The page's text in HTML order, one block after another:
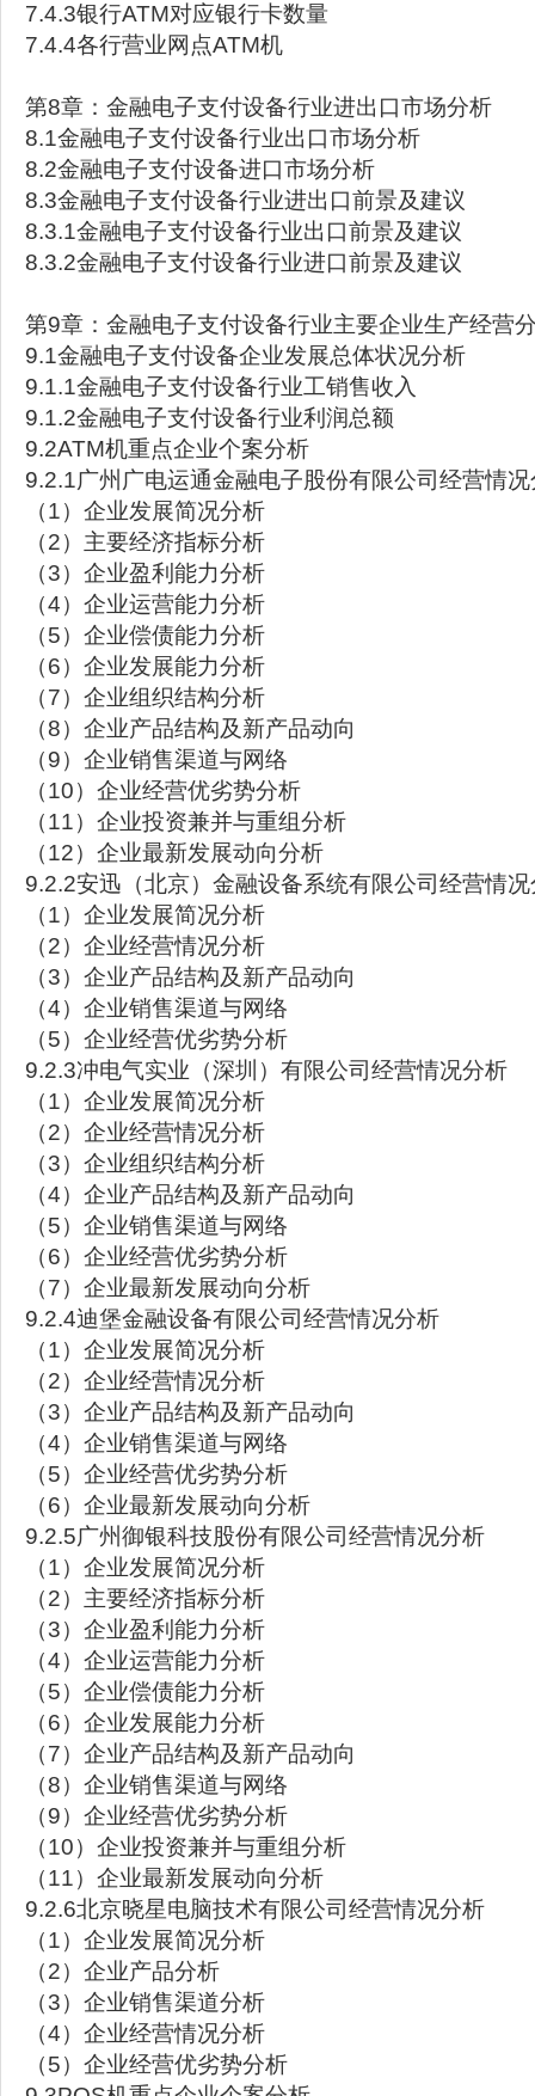
7.4.3银行ATM对应银行卡数量
7.4.4各行营业网点ATM机
第8章：金融电子支付设备行业进出口市场分析
8.1金融电子支付设备行业出口市场分析
8.2金融电子支付设备进口市场分析
8.3金融电子支付设备行业进出口前景及建议
8.3.1金融电子支付设备行业出口前景及建议
8.3.2金融电子支付设备行业进口前景及建议
第9章：金融电子支付设备行业主要企业生产经营
9.1金融电子支付设备企业发展总体状况分析
9.1.1金融电子支付设备行业工销售收入
9.1.2金融电子支付设备行业利润总额
9.2ATM机重点企业个案分析
9.2.1广州广电运通金融电子股份有限公司经营情
（1）企业发展简况分析
（2）主要经济指标分析
（3）企业盈利能力分析
（4）企业运营能力分析
（5）企业偿债能力分析
（6）企业发展能力分析
（7）企业组织结构分析
（8）企业产品结构及新产品动向
（9）企业销售渠道与网络
（10）企业经营优劣势分析
（11）企业投资兼并与重组分析
（12）企业最新发展动向分析
9.2.2安迅（北京）金融设备系统有限公司经营情
（1）企业发展简况分析
（2）企业经营情况分析
（3）企业产品结构及新产品动向
（4）企业销售渠道与网络
（5）企业经营优劣势分析
9.2.3冲电气实业（深圳）有限公司经营情况分析
（1）企业发展简况分析
（2）企业经营情况分析
（3）企业组织结构分析
（4）企业产品结构及新产品动向
（5）企业销售渠道与网络
（6）企业经营优劣势分析
（7）企业最新发展动向分析
9.2.4迪堡金融设备有限公司经营情况分析
（1）企业发展简况分析
（2）企业经营情况分析
（3）企业产品结构及新产品动向
（4）企业销售渠道与网络
（5）企业经营优劣势分析
（6）企业最新发展动向分析
9.2.5广州御银科技股份有限公司经营情况分析
（1）企业发展简况分析
（2）主要经济指标分析
（3）企业盈利能力分析
（4）企业运营能力分析
（5）企业偿债能力分析
（6）企业发展能力分析
（7）企业产品结构及新产品动向
（8）企业销售渠道与网络
（9）企业经营优劣势分析
（10）企业投资兼并与重组分析
（11）企业最新发展动向分析
9.2.6北京晓星电脑技术有限公司经营情况分析
（1）企业发展简况分析
（2）企业产品分析
（3）企业销售渠道分析
（4）企业经营情况分析
（5）企业经营优劣势分析